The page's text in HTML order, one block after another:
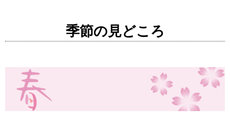
季節の見どころ